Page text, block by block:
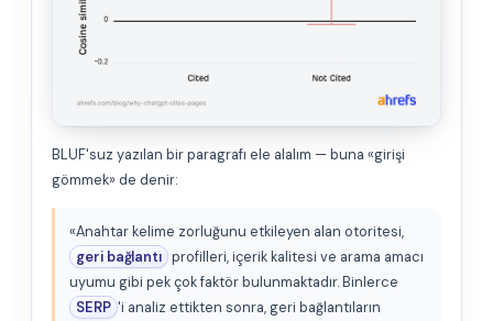
BLUF'suz yazılan bir paragrafı ele alalım — buna «girişi
gömmek» de denir:
«Anahtar kelime zorluğunu etkileyen alan otoritesi,
geri bağlantı profilleri, içerik kalitesi ve arama amacı
uyumu gibi pek çok faktör bulunmaktadır. Binlerce
SERP 'i analiz ettikten sonra, geri bağlantıların